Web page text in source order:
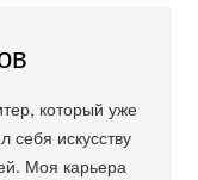
который уже
себя искусству
Моя карьера